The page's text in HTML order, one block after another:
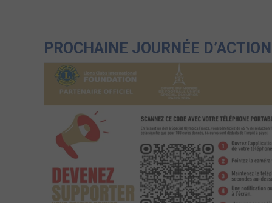
PROCHAINE JOURNÉE D’ACTION